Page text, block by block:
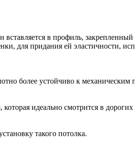
в профиль,
для придания ей эластичности,
более устойчиво к механическим
идеально смотрится в дорогих
такого потолка.